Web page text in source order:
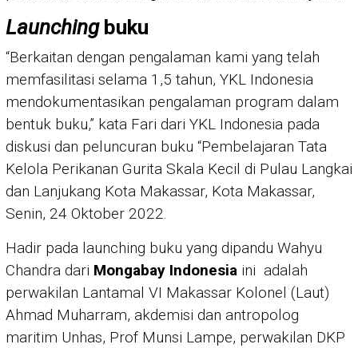
Launchingbuku
“Berkaitan dengan pengalaman kami yang telah
memfasilitasi selama 1,5 tahun, YKL Indonesia
mendokumentasikan pengalaman program dalam
bentuk buku,” kata Fari dari YKL Indonesia pada
diskusi dan peluncuran buku “Pembelajaran Tata
Kelola Perikanan Gurita Skala Kecil di Pulau Langkai
dan Lanjukang Kota Makassar, Kota Makassar,
Senin, 24 Oktober 2022.
Hadir pada launching buku yang dipandu Wahyu
Chandra dari Mongabay Indonesia ini adalah
perwakilan Lantamal VI Makassar Kolonel (Laut)
Ahmad Muharram, akdemisi dan antropolog
maritim Unhas, Prof Munsi Lampe, perwakilan DKP